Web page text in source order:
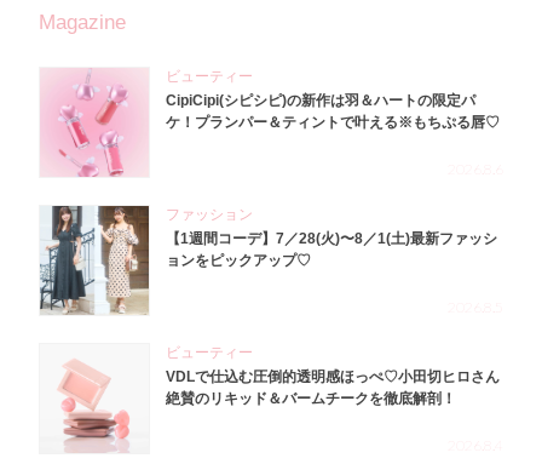
Magazine
ビューティー
CipiCipi(シピシピ)の新作は羽＆ハートの限定パ
ケ！プランパー＆ティントで叶える※もちぷる唇♡
ファッション
【1週間コーデ】7／28(火)〜8／1(土)最新ファッシ
ョンをピックアップ♡
ビューティー
VDLで仕込む圧倒的透明感ほっぺ♡小田切ヒロさん
絶賛のリキッド＆バームチークを徹底解剖！